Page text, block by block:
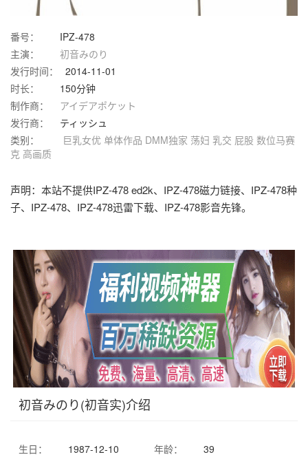
番号：
IPZ-478
主演：
初音みのり
发行时间：
2014-11-01
时长：
150分钟
制作商：
アイデアポケット
发行商：
ティッシュ
类别：
巨乳女优 单体作品 DMM独家 荡妇 乳交 屁股 数位马赛
克 高画质
声明：本站不提供IPZ-478 ed2k、IPZ-478磁力链接、IPZ-478种
子、IPZ-478、IPZ-478迅雷下载、IPZ-478影音先锋。
初音みのり(初音实)介绍
生日： 1987-12-10 年龄：
39